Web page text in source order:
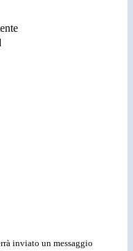
inviato un messaggio